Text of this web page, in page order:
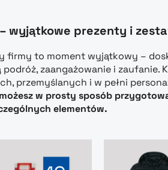
wyjątkowe prezenty i
firmy to moment wyjątkowy –
zaangażowanie i
przemyślanych i w pełni
w prosty sposób
elementów.